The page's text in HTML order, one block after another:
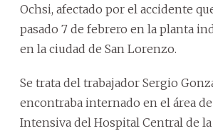
Ochsi, afectado por el accidente
pasado 7 de febrero en la planta
en la ciudad de San Lorenzo.
Se trata del trabajador Sergio
encontraba internado en el área
Intensiva del Hospital Central de